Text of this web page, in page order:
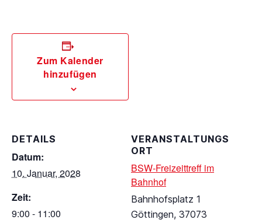
Zum Kalender
hinzufügen
DETAILS
Datum:
10. Januar, 2028
Zeit:
9:00 - 11:00
VERANSTALTUNGS
ORT
BSW-Freizeittreff im
Bahnhof
Bahnhofsplatz 1
Göttingen, 37073